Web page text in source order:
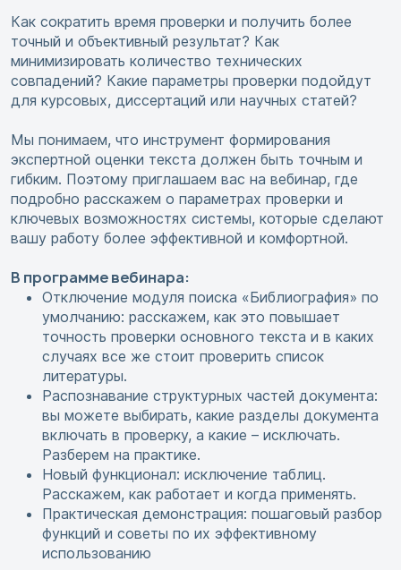
Как сократить время проверки и получить более
точный и объективный результат? Как
минимизировать количество технических
совпадений? Какие параметры проверки подойдут
для курсовых, диссертаций или научных статей?
Мы понимаем, что инструмент формирования
экспертной оценки текста должен быть точным и
гибким. Поэтому приглашаем вас на вебинар, где
подробно расскажем о параметрах проверки и
ключевых возможностях системы, которые сделают
вашу работу более эффективной и комфортной.
В программе вебинара:
Отключение модуля поиска «Библиография» по
умолчанию: расскажем, как это повышает
точность проверки основного текста и в каких
случаях все же стоит проверить список
литературы.
Распознавание структурных частей документа:
вы можете выбирать, какие разделы документа
включать в проверку, а какие – исключать.
Разберем на практике.
Новый функционал: исключение таблиц.
Расскажем, как работает и когда применять.
Практическая демонстрация: пошаговый разбор
функций и советы по их эффективному
использованию